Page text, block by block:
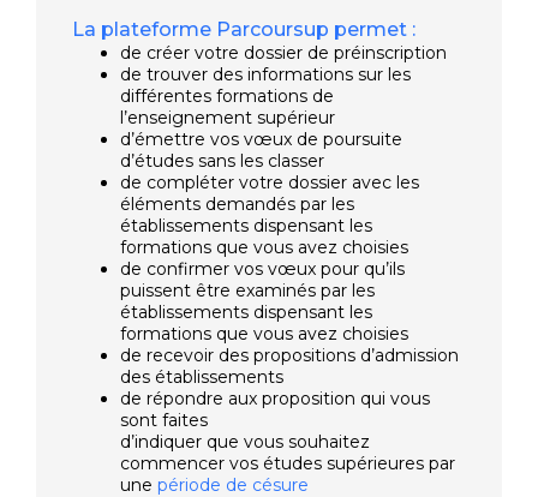
La plateforme Parcoursup permet :
de créer votre dossier de préinscription
de trouver des informations sur les
différentes formations de
l’enseignement supérieur
d’émettre vos vœux de poursuite
d’études sans les classer
de compléter votre dossier avec les
éléments demandés par les
établissements dispensant les
formations que vous avez choisies
de confirmer vos vœux pour qu’ils
puissent être examinés par les
établissements dispensant les
formations que vous avez choisies
de recevoir des propositions d’admission
des établissements
de répondre aux proposition qui vous
sont faites
d’indiquer que vous souhaitez
commencer vos études supérieures par
une période de césure